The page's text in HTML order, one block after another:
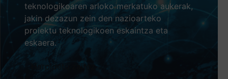
teknologikoaren arloko merkatuko aukerak,
jakin dezazun zein den nazioarteko
proiektu teknologikoen eskaintza eta
eskaera.
Harpidetu zaitez